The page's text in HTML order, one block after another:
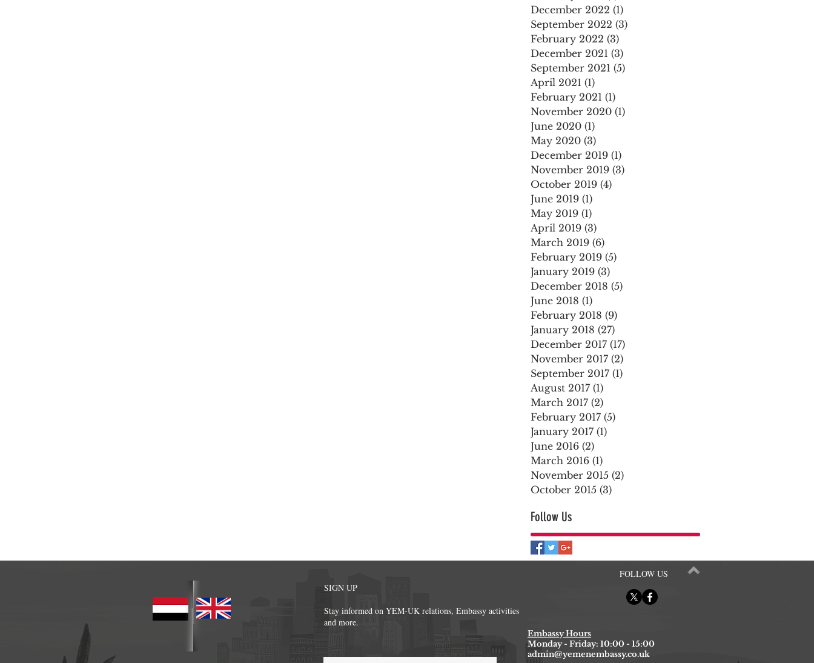
December 2022 (1)
September 2022 (3)
February 2022 (3)
December 2021 (3)
September 2021 (5)
April 2021 (1)
February 2021 (1)
November 2020 (1)
June 2020 (1)
May 2020 (3)
December 2019 (1)
November 2019 (3)
October 2019 (4)
June 2019 (1)
May 2019 (1)
April 2019 (3)
March 2019 (6)
February 2019 (5)
January 2019 (3)
December 2018 (5)
June 2018 (1)
February 2018 (9)
January 2018 (27)
December 2017 (17)
November 2017 (2)
September 2017 (1)
August 2017 (1)
March 2017 (2)
February 2017 (5)
January 2017 (1)
June 2016 (2)
March 2016 (1)
November 2015 (2)
October 2015 (3)
Follow Us
FOLLOW US
SIGN UP
Stay informed on YEM-UK relations, Embassy activities
and more.
Embassy Hours
Monday - Friday: 10:00 - 15:00
admin@yemenembassy.co.uk